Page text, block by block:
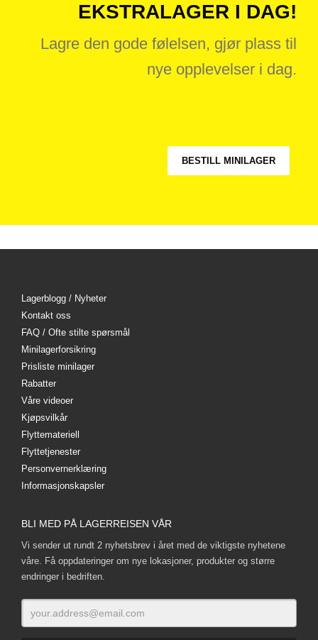
EKSTRALAGER I DAG!
Lagre den gode følelsen, gjør plass til
nye opplevelser i dag.
BESTILL MINILAGER
Lagerblogg / Nyheter
Kontakt oss
FAQ / Ofte stilte spørsmål
Minilagerforsikring
Prisliste minilager
Rabatter
Våre videoer
Kjøpsvilkår
Flyttemateriell
Flyttetjenester
Personvernerklæring
Informasjonskapsler
BLI MED PÅ LAGERREISEN VÅR
Vi sender ut rundt 2 nyhetsbrev i året med de viktigste nyhetene
våre. Få oppdateringer om nye lokasjoner, produkter og større
endringer i bedriften.